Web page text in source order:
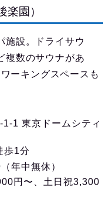
楽園）
施設。ドライサウ
複数のサウナがあ
ーキングスペースも
1 東京ドームシティ
歩1分
年中無休）
円〜、土日祝3,300